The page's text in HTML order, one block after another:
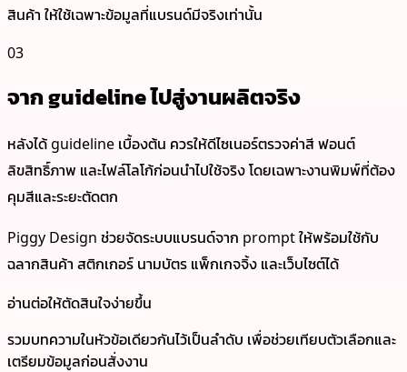
สินค้า ให้ใช้เฉพาะข้อมูลที่แบรนด์มีจริงเท่านั้น
03
จาก guideline ไปสู่งานผลิตจริง
หลังได้ guideline เบื้องต้น ควรให้ดีไซเนอร์ตรวจค่าสี ฟอนต์
ลิขสิทธิ์ภาพ และไฟล์โลโก้ก่อนนำไปใช้จริง โดยเฉพาะงานพิมพ์ที่ต้อง
คุมสีและระยะตัดตก
Piggy Design ช่วยจัดระบบแบรนด์จาก prompt ให้พร้อมใช้กับ
ฉลากสินค้า สติกเกอร์ นามบัตร แพ็กเกจจิ้ง และเว็บไซต์ได้
อ่านต่อให้ตัดสินใจง่ายขึ้น
รวมบทความในหัวข้อเดียวกันไว้เป็นลำดับ เพื่อช่วยเทียบตัวเลือกและ
เตรียมข้อมูลก่อนสั่งงาน